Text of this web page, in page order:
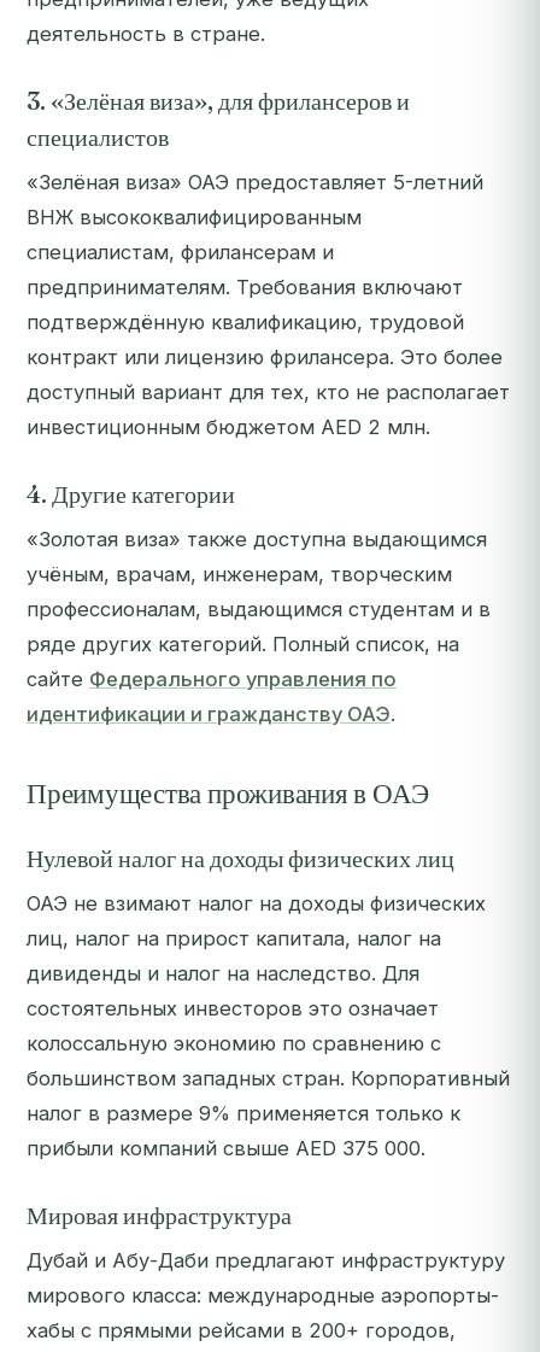
деятельность в стране.
3. «Зелёная виза», для фрилансеров и
специалистов
«Зелёная виза» ОАЭ предоставляет 5-летний
ВНЖ высококвалифицированным
специалистам, фрилансерам и
предпринимателям. Требования включают
подтверждённую квалификацию, трудовой
контракт или лицензию фрилансера. Это более
доступный вариант для тех, кто не располагает
инвестиционным бюджетом AED 2 млн.
4. Другие категории
«Золотая виза» также доступна выдающимся
учёным, врачам, инженерам, творческим
профессионалам, выдающимся студентам и в
ряде других категорий. Полный список, на
сайте Федерального управления по
идентификации и гражданству ОАЭ.
Преимущества проживания в ОАЭ
Нулевой налог на доходы физических лиц
ОАЭ не взимают налог на доходы физических
лиц, налог на прирост капитала, налог на
дивиденды и налог на наследство. Для
состоятельных инвесторов это означает
колоссальную экономию по сравнению с
большинством западных стран. Корпоративный
налог в размере 9% применяется только к
прибыли компаний свыше AED 375 000.
Мировая инфраструктура
Дубай и Абу-Даби предлагают инфраструктуру
мирового класса: международные аэропорты-
хабы с прямыми рейсами в 200+ городов,